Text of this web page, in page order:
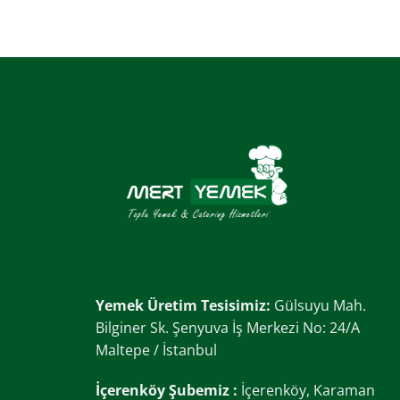
Yemek Üretim Tesisimiz: Gülsuyu Mah.
Bilginer Sk. Şenyuva İş Merkezi No: 24/A
Maltepe / İstanbul
İçerenköy Şubemiz : İçerenköy, Karaman